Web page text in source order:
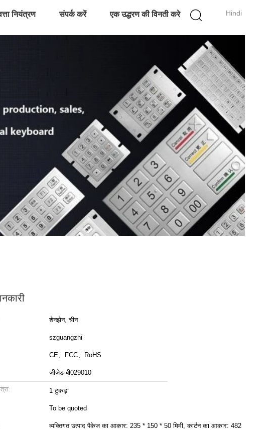
Hindi
नियंत्रण संपर्क करें एक उद्धरण की विनती करे
शेनझेन, चीन
szguangzhi
CE、FCC、RoHS
जीजेड-बी029010
1 टुकड़ा
To be quoted
व्यक्तिगत उत्पाद पैकेज का आकार: 235 * 150 * 50 मिमी, कार्टन का आकार: 482 *